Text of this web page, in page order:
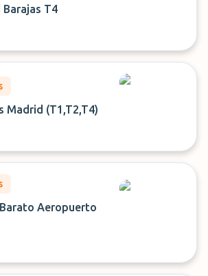
T4
Madrid (T1,T2,T4)
Aeropuerto